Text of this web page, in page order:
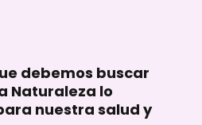
debemos buscar
Naturaleza lo
nuestra salud y